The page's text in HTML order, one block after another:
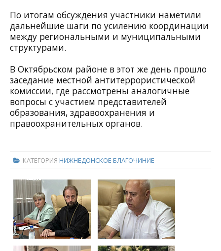
По итогам обсуждения участники наметили
дальнейшие шаги по усилению координации
между региональными и муниципальными
структурами.
В Октябрьском районе в этот же день прошло
заседание местной антитеррористической
комиссии, где рассмотрены аналогичные
вопросы с участием представителей
образования, здравоохранения и
правоохранительных органов.
КАТЕГОРИЯ НИЖНЕДОНСКОЕ БЛАГОЧИНИЕ